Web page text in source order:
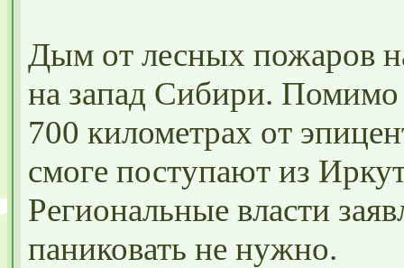
Дым от лесных пожаров
на запад Сибири. Помимо
700 километрах от
смоге поступают из
Региональные власти
паниковать не нужно.